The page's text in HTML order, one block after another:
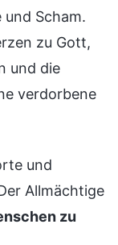
und Scham.
zu Gott,
und die
verdorbene
und
Allmächtige
zu